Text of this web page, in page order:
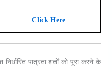
Click Here
पात्रता शर्तों को पूरा करने के